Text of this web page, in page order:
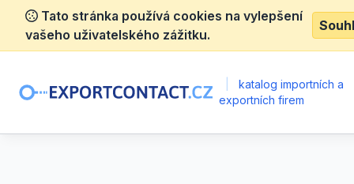
Tato stránka používá cookies na vylepšení
vašeho uživatelského zážitku.
katalog importních a
exportních firem